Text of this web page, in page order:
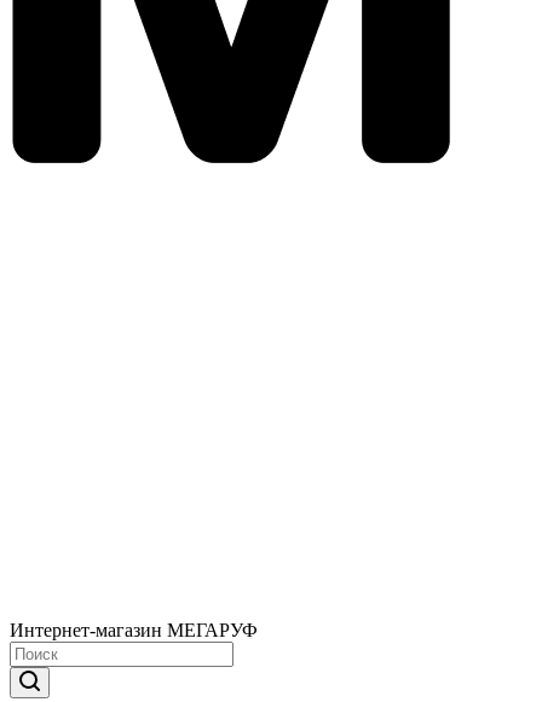
Интернет-магазин МЕГАРУФ